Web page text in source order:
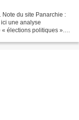
Note du site Panarchie :
une analyse
élections politiques ».